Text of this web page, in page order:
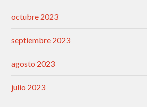
octubre 2023
septiembre 2023
agosto 2023
julio 2023